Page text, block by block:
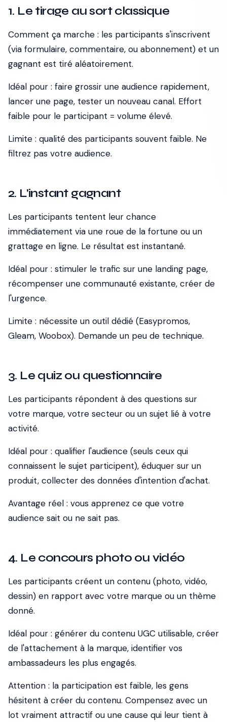
1. Le tirage au sort classique
Comment ça marche : les participants s'inscrivent
(via formulaire, commentaire, ou abonnement) et un
gagnant est tiré aléatoirement.
Idéal pour : faire grossir une audience rapidement,
lancer une page, tester un nouveau canal. Effort
faible pour le participant = volume élevé.
Limite : qualité des participants souvent faible. Ne
filtrez pas votre audience.
2. L'instant gagnant
Les participants tentent leur chance
immédiatement via une roue de la fortune ou un
grattage en ligne. Le résultat est instantané.
Idéal pour : stimuler le trafic sur une landing page,
récompenser une communauté existante, créer de
l'urgence.
Limite : nécessite un outil dédié (Easypromos,
Gleam, Woobox). Demande un peu de technique.
3. Le quiz ou questionnaire
Les participants répondent à des questions sur
votre marque, votre secteur ou un sujet lié à votre
activité.
Idéal pour : qualifier l'audience (seuls ceux qui
connaissent le sujet participent), éduquer sur un
produit, collecter des données d'intention d'achat.
Avantage réel : vous apprenez ce que votre
audience sait ou ne sait pas.
4. Le concours photo ou vidéo
Les participants créent un contenu (photo, vidéo,
dessin) en rapport avec votre marque ou un thème
donné.
Idéal pour : générer du contenu UGC utilisable, créer
de l'attachement à la marque, identifier vos
ambassadeurs les plus engagés.
Attention : la participation est faible, les gens
hésitent à créer du contenu. Compensez avec un
lot vraiment attractif ou une cause qui leur tient à